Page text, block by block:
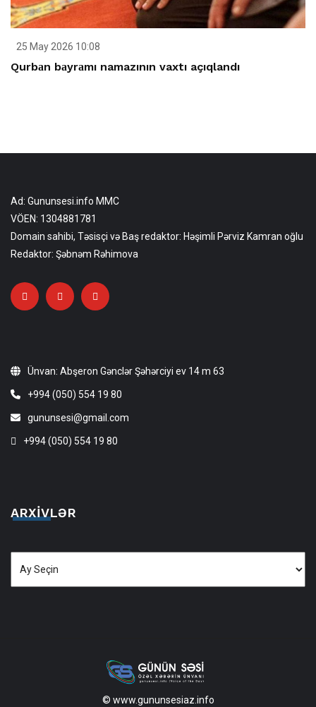
25 May 2026 10:08
Qurbаn bаyrаmı namazının vaxtı açıqlandı
Ad: Gununsesi.info MMC
VÖEN: 1304881781
Domain sahibi, Təsisçi və Baş redaktor: Həşimli Pərviz Kamran oğlu
Redaktor: Şəbnəm Rəhimova
Ünvan: Abşeron Gənclər Şəhərciyi ev 14 m 63
+994 (050) 554 19 80
gununsesi@gmail.com
+994 (050) 554 19 80
ARXIVLƏR
Arxivlər
© www.gununsesiaz.info